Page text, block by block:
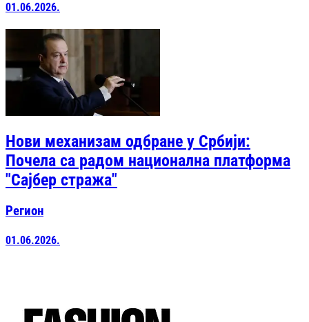
01.06.2026.
Нови механизам одбране у Србији:
Почела са радом национална платформа
"Сајбер стража"
Регион
01.06.2026.